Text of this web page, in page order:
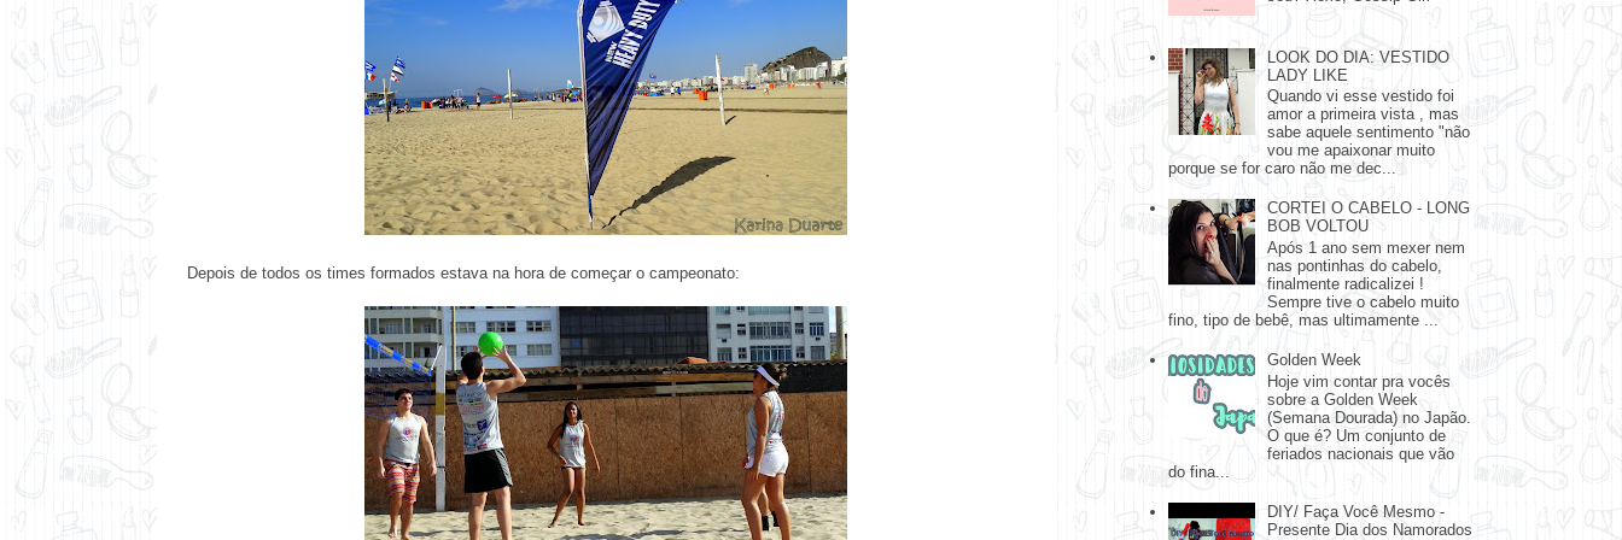
Depois de todos os times formados estava na hora de começar o campeonato:
LOOK DO DIA: VESTIDO
LADY LIKE
Quando vi esse vestido foi
amor a primeira vista , mas
sabe aquele sentimento "não
vou me apaixonar muito
porque se for caro não me dec...
CORTEI O CABELO - LONG
BOB VOLTOU
Após 1 ano sem mexer nem
nas pontinhas do cabelo,
finalmente radicalizei !
Sempre tive o cabelo muito
fino, tipo de bebê, mas ultimamente ...
Golden Week
Hoje vim contar pra vocês
sobre a Golden Week
(Semana Dourada) no Japão.
O que é? Um conjunto de
feriados nacionais que vão
do fina...
DIY/ Faça Você Mesmo -
Presente Dia dos Namorados